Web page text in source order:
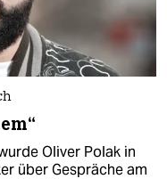
Oliver Polak in
über Gespräche am